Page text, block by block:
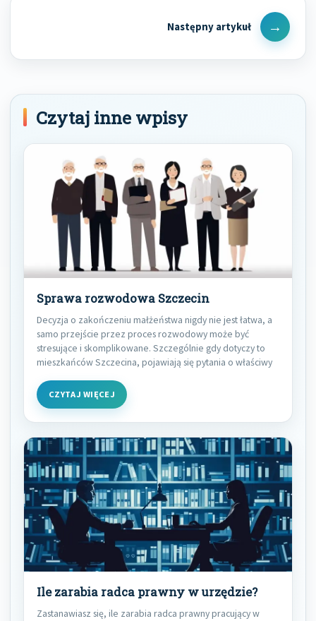
Next
Post
Czytaj inne wpisy
Sprawa rozwodowa Szczecin
Decyzja o zakończeniu małżeństwa nigdy nie jest łatwa, a
samo przejście przez proces rozwodowy może być
stresujące i skomplikowane. Szczególnie gdy dotyczy to
mieszkańców Szczecina, pojawiają się pytania o właściwy
CZYTAJ WIĘCEJ
Ile zarabia radca prawny w urzędzie?
Zastanawiasz się, ile zarabia radca prawny pracujący w